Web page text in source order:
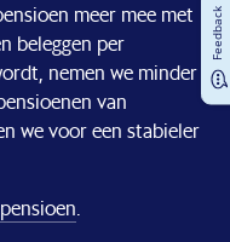
meer mee met
beleggen per
nemen we minder
van
we voor een stabieler
Feedback